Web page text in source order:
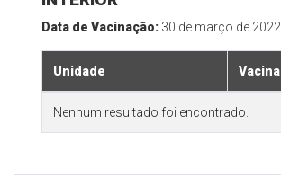
Data de Vacinação: 30 de março de 2022
Unidade Vacina
Nenhum resultado foi encontrado.